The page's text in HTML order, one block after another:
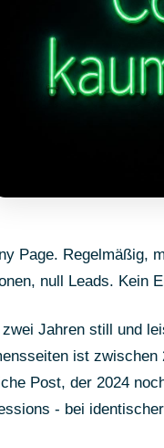
Page. Regelmäßig,
null Leads. Kein
Jahren still und
ist
Post, der 2024
- bei